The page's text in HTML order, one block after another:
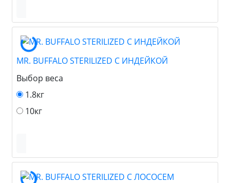
MR. BUFFALO STERILIZED С ИНДЕЙКОЙ
Выбор веса
1.8кг
10кг